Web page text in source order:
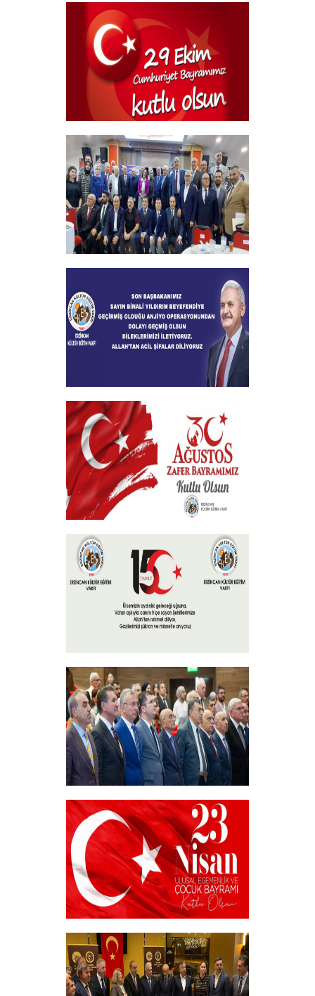
Geleneksel Bursiyer öğrencilerimizle
kahvaltı Programı
+
29 Ekim Cumhuriyet Bayramı
+
2024-2025 Burs Toplantısında 7000
+
Geçmiş Olsun Mesajı
+
30 Ağustos Zafer Bayramı
+
15 Temmuz 2024
+
Akademik Bilim, Sanat ve Spor Ödülleri”
Sahiplerini Buldu.
+
23 NİSAN
+